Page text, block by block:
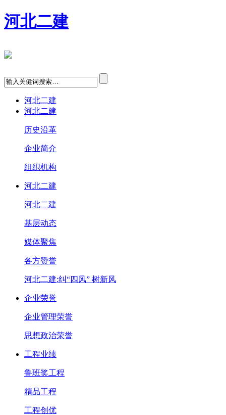
河北二建
河北二建
河北二建
历史沿革
企业简介
组织机构
河北二建
河北二建
基层动态
媒体聚焦
各方赞誉
河北二建:纠“四风” 树新风
企业荣誉
企业管理荣誉
思想政治荣誉
工程业绩
鲁班奖工程
精品工程
工程创优